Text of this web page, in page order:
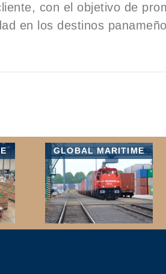
con el objetivo de
en los destinos
GLOBAL MARITIME